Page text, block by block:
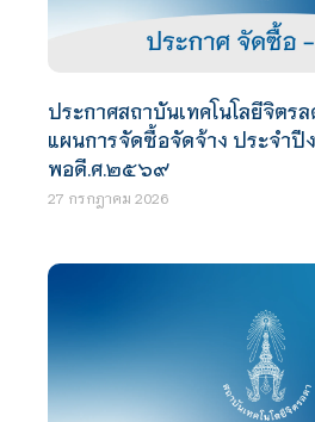
ประกาศสถาบันเทคโนโลยีจิตรล
แผนการจัดซื้อจัดจ้าง ประจำ
พอดี.ศ.๒๕๖๙
27 กรกฎาคม 2026